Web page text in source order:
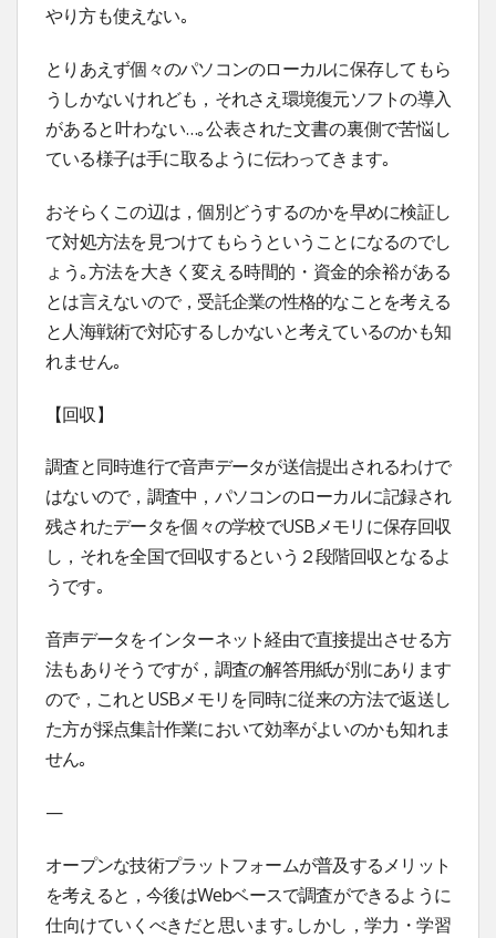
やり方も使えない｡
とりあえず個々のパソコンのローカルに保存してもら
うしかないけれども，それさえ環境復元ソフトの導入
があると叶わない…｡公表された文書の裏側で苦悩し
ている様子は手に取るように伝わってきます｡
おそらくこの辺は，個別どうするのかを早めに検証し
て対処方法を見つけてもらうということになるのでし
ょう｡方法を大きく変える時間的・資金的余裕がある
とは言えないので，受託企業の性格的なことを考える
と人海戦術で対応するしかないと考えているのかも知
れません｡
【回収】
調査と同時進行で音声データが送信提出されるわけで
はないので，調査中，パソコンのローカルに記録され
残されたデータを個々の学校でUSBメモリに保存回収
し，それを全国で回収するという２段階回収となるよ
うです｡
音声データをインターネット経由で直接提出させる方
法もありそうですが，調査の解答用紙が別にあります
ので，これとUSBメモリを同時に従来の方法で返送し
た方が採点集計作業において効率がよいのかも知れま
せん｡
—
オープンな技術プラットフォームが普及するメリット
を考えると，今後はWebベースで調査ができるように
仕向けていくべきだと思います｡しかし，学力・学習